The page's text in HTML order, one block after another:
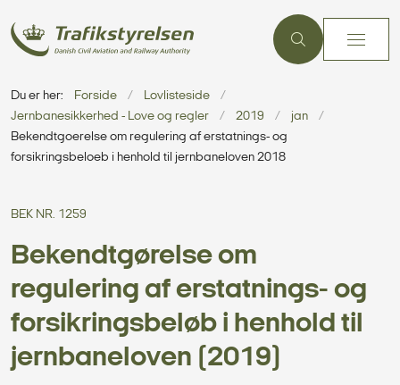
Du er her: Forside
Lovlisteside
Jernbanesikkerhed - Love og regler
2019
jan
Bekendtgoerelse om regulering af erstatnings- og
forsikringsbeloeb i henhold til jernbaneloven 2018
BEK NR. 1259
Bekendtgørelse om
regulering af erstatnings- og
forsikringsbeløb i henhold til
jernbaneloven (2019)